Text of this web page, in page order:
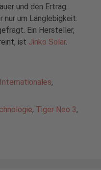
und den Ertrag.
nur um Langlebigkeit:
Ein Hersteller,
ist Jinko Solar.
Internationales,
, Tiger Neo 3,